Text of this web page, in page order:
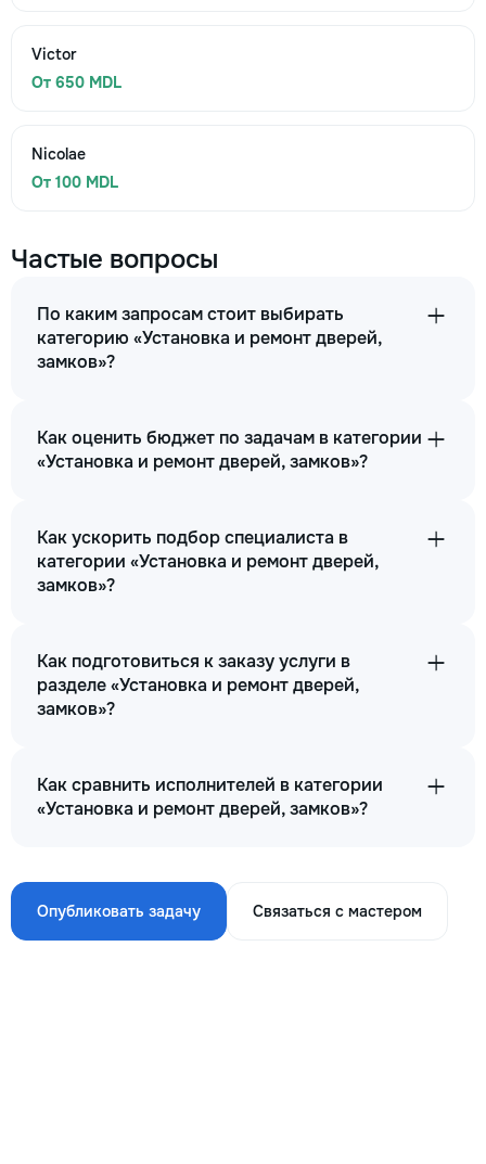
Victor
От 650 MDL
Nicolae
От 100 MDL
Частые вопросы
По каким запросам стоит выбирать
категорию «Установка и ремонт дверей,
замков»?
Как оценить бюджет по задачам в категории
«Установка и ремонт дверей, замков»?
Как ускорить подбор специалиста в
категории «Установка и ремонт дверей,
замков»?
Как подготовиться к заказу услуги в
разделе «Установка и ремонт дверей,
замков»?
Как сравнить исполнителей в категории
«Установка и ремонт дверей, замков»?
Опубликовать задачу Связаться с мастером